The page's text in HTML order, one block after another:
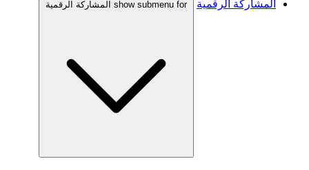
المشاركة الرقمية
show submenu for المشاركة الرقمية